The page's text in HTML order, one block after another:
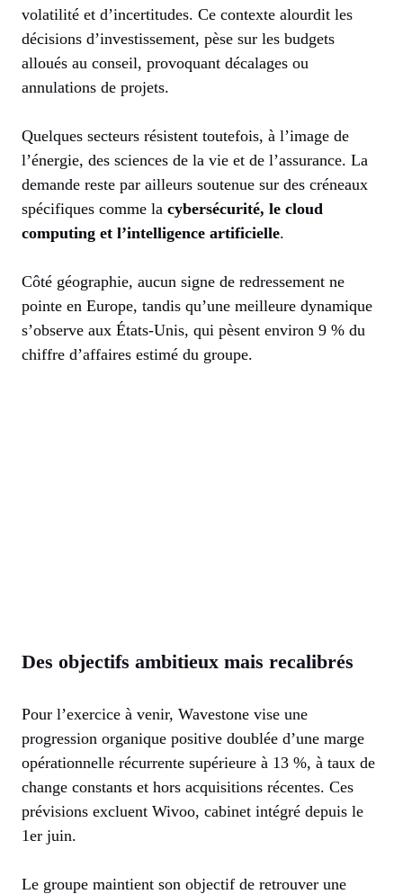
volatilité et d’incertitudes. Ce contexte alourdit les
décisions d’investissement, pèse sur les budgets
alloués au conseil, provoquant décalages ou
annulations de projets.
Quelques secteurs résistent toutefois, à l’image de
l’énergie, des sciences de la vie et de l’assurance. La
demande reste par ailleurs soutenue sur des créneaux
spécifiques comme la cybersécurité, le cloud
computing et l’intelligence artificielle.
Côté géographie, aucun signe de redressement ne
pointe en Europe, tandis qu’une meilleure dynamique
s’observe aux États-Unis, qui pèsent environ 9 % du
chiffre d’affaires estimé du groupe.
Des objectifs ambitieux mais recalibrés
Pour l’exercice à venir, Wavestone vise une
progression organique positive doublée d’une marge
opérationnelle récurrente supérieure à 13 %, à taux de
change constants et hors acquisitions récentes. Ces
prévisions excluent Wivoo, cabinet intégré depuis le
1er juin.
Le groupe maintient son objectif de retrouver une